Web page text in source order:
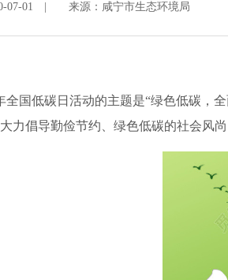
07-01 来源：咸宁市生态环境局
全国低碳日活动的主题是“绿色低碳，
力倡导勤俭节约、绿色低碳的社会风